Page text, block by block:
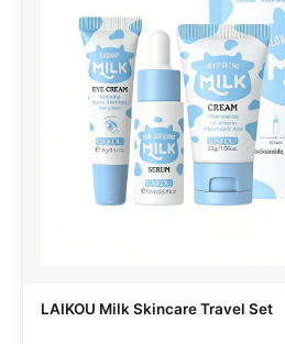
LAIKOU Milk Skincare Travel Set